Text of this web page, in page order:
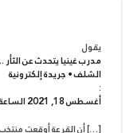
يقول
مدرب غينيا يتحدث عن
الشلف • جريدة إلكترونية
:
أغسطس 18, 2021 الساعة 3:29 م
[…] أن القرعة أوقعت منتخب